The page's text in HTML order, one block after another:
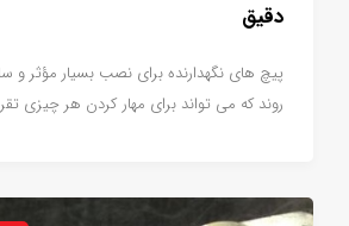
دقیق
پیچ های نگهدارنده برای نصب بسیار مؤثر و
روند که می تواند برای مهار كردن هر چیزی